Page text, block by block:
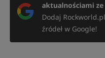
aktualnościami
Dodaj
źródeł w Google!